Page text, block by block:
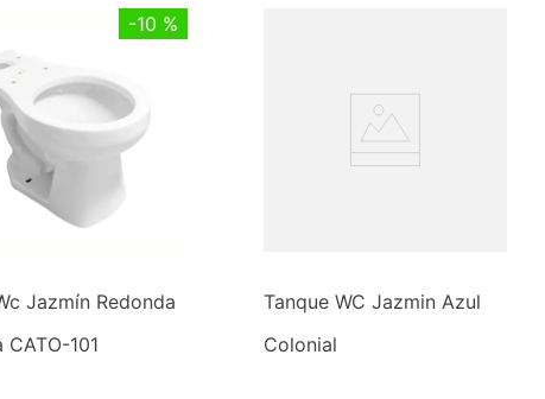
-10 %
Jazmín Redonda
CATO-101
Tanque WC Jazmin Azul
Colonial